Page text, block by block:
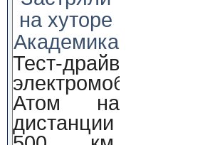
на хуторе
Академика
Тест-драйв
электромобиля
Атом на
дистанции